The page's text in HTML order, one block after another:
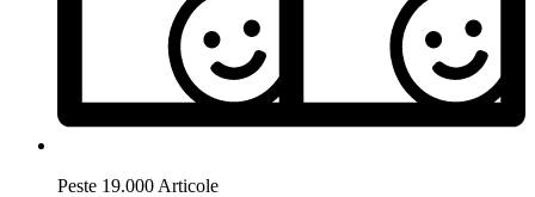
Peste 19.000 Articole